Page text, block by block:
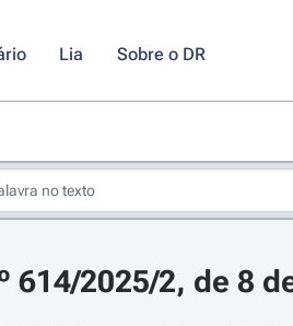
Lia Sobre o DR
614/2025/2, de 8